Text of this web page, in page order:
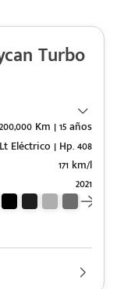
Turbo
200,000 Km | 15 años
Lt Eléctrico | Hp. 408
171 km/l
2021